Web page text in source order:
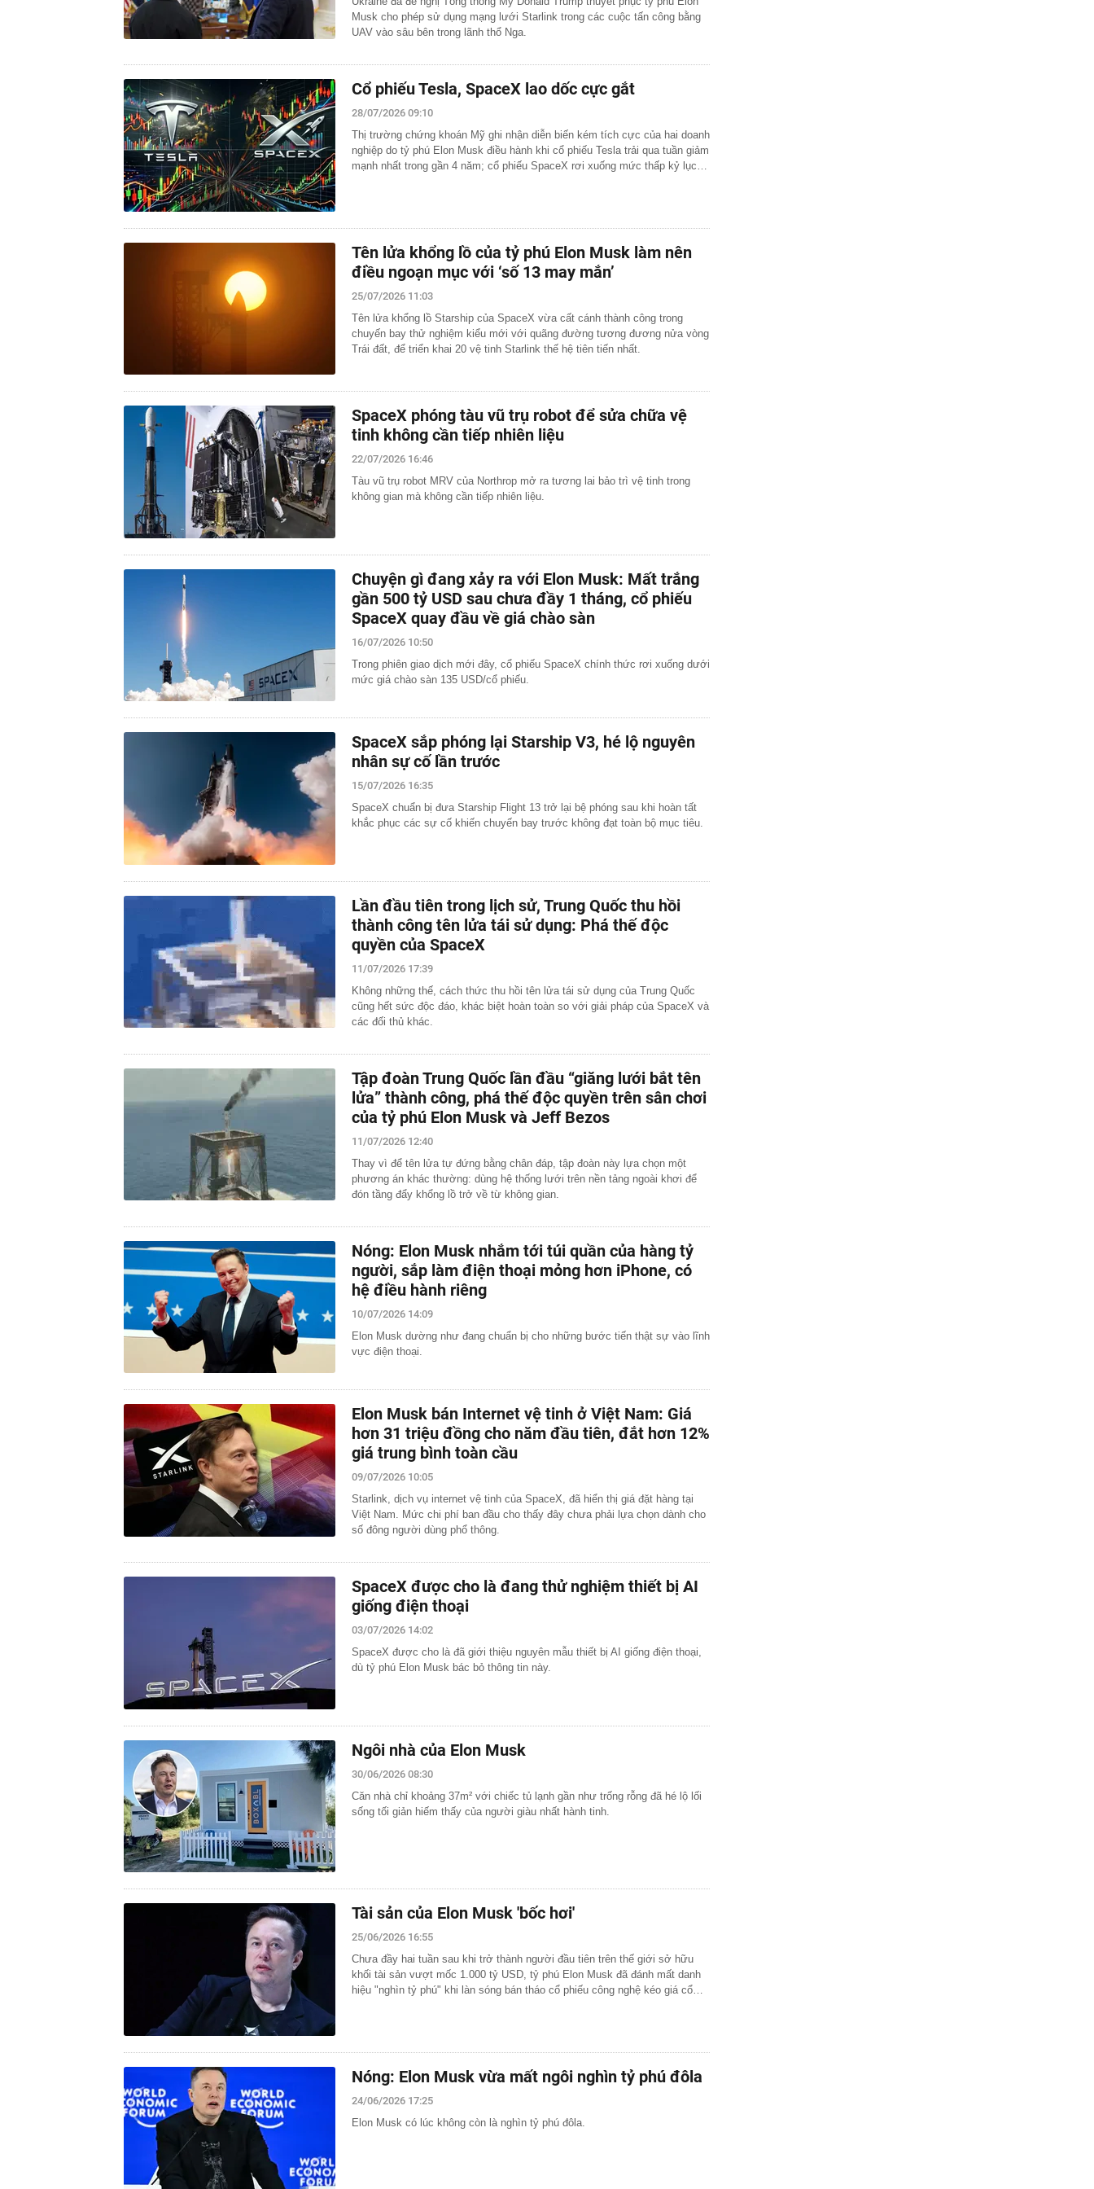
Musk cho phép sử dụng mạng lưới Starlink trong các cuộc tấn công bằng
UAV vào sâu bên trong lãnh thổ Nga.
Cổ phiếu Tesla, SpaceX lao dốc cực gắt
28/07/2026 09:10
Thị trường chứng khoán Mỹ ghi nhận diễn biến kém tích cực của hai doanh
nghiệp do tỷ phú Elon Musk điều hành khi cổ phiếu Tesla trải qua tuần giảm
mạnh nhất trong gần 4 năm; cổ phiếu SpaceX rơi xuống mức thấp kỷ lục…
Tên lửa khổng lồ của tỷ phú Elon Musk làm nên
điều ngoạn mục với ‘số 13 may mắn’
25/07/2026 11:03
Tên lửa khổng lồ Starship của SpaceX vừa cất cánh thành công trong
chuyến bay thử nghiệm kiểu mới với quãng đường tương đương nửa vòng
Trái đất, để triển khai 20 vệ tinh Starlink thế hệ tiên tiến nhất.
SpaceX phóng tàu vũ trụ robot để sửa chữa vệ
tinh không cần tiếp nhiên liệu
22/07/2026 16:46
Tàu vũ trụ robot MRV của Northrop mở ra tương lai bảo trì vệ tinh trong
không gian mà không cần tiếp nhiên liệu.
Chuyện gì đang xảy ra với Elon Musk: Mất trắng
gần 500 tỷ USD sau chưa đầy 1 tháng, cổ phiếu
SpaceX quay đầu về giá chào sàn
16/07/2026 10:50
Trong phiên giao dịch mới đây, cổ phiếu SpaceX chính thức rơi xuống dưới
mức giá chào sàn 135 USD/cổ phiếu.
SpaceX sắp phóng lại Starship V3, hé lộ nguyên
nhân sự cố lần trước
15/07/2026 16:35
SpaceX chuẩn bị đưa Starship Flight 13 trở lại bệ phóng sau khi hoàn tất
khắc phục các sự cố khiến chuyến bay trước không đạt toàn bộ mục tiêu.
Lần đầu tiên trong lịch sử, Trung Quốc thu hồi
thành công tên lửa tái sử dụng: Phá thế độc
quyền của SpaceX
11/07/2026 17:39
Không những thế, cách thức thu hồi tên lửa tái sử dụng của Trung Quốc
cũng hết sức độc đáo, khác biệt hoàn toàn so với giải pháp của SpaceX và
các đối thủ khác.
Tập đoàn Trung Quốc lần đầu “giăng lưới bắt tên
lửa” thành công, phá thế độc quyền trên sân chơi
của tỷ phú Elon Musk và Jeff Bezos
11/07/2026 12:40
Thay vì để tên lửa tự đứng bằng chân đáp, tập đoàn này lựa chọn một
phương án khác thường: dùng hệ thống lưới trên nền tảng ngoài khơi để
đón tầng đẩy khổng lồ trở về từ không gian.
Nóng: Elon Musk nhắm tới túi quần của hàng tỷ
người, sắp làm điện thoại mỏng hơn iPhone, có
hệ điều hành riêng
10/07/2026 14:09
Elon Musk dường như đang chuẩn bị cho những bước tiến thật sự vào lĩnh
vực điện thoại.
Elon Musk bán Internet vệ tinh ở Việt Nam: Giá
hơn 31 triệu đồng cho năm đầu tiên, đắt hơn 12%
giá trung bình toàn cầu
09/07/2026 10:05
Starlink, dịch vụ internet vệ tinh của SpaceX, đã hiển thị giá đặt hàng tại
Việt Nam. Mức chi phí ban đầu cho thấy đây chưa phải lựa chọn dành cho
số đông người dùng phổ thông.
SpaceX được cho là đang thử nghiệm thiết bị AI
giống điện thoại
03/07/2026 14:02
SpaceX được cho là đã giới thiệu nguyên mẫu thiết bị AI giống điện thoại,
dù tỷ phú Elon Musk bác bỏ thông tin này.
Ngôi nhà của Elon Musk
30/06/2026 08:30
Căn nhà chỉ khoảng 37m² với chiếc tủ lạnh gần như trống rỗng đã hé lộ lối
sống tối giản hiếm thấy của người giàu nhất hành tinh.
Tài sản của Elon Musk 'bốc hơi'
25/06/2026 16:55
Chưa đầy hai tuần sau khi trở thành người đầu tiên trên thế giới sở hữu
khối tài sản vượt mốc 1.000 tỷ USD, tỷ phú Elon Musk đã đánh mất danh
hiệu "nghìn tỷ phú" khi làn sóng bán tháo cổ phiếu công nghệ kéo giá cổ…
Nóng: Elon Musk vừa mất ngôi nghìn tỷ phú đôla
24/06/2026 17:25
Elon Musk có lúc không còn là nghìn tỷ phú đôla.